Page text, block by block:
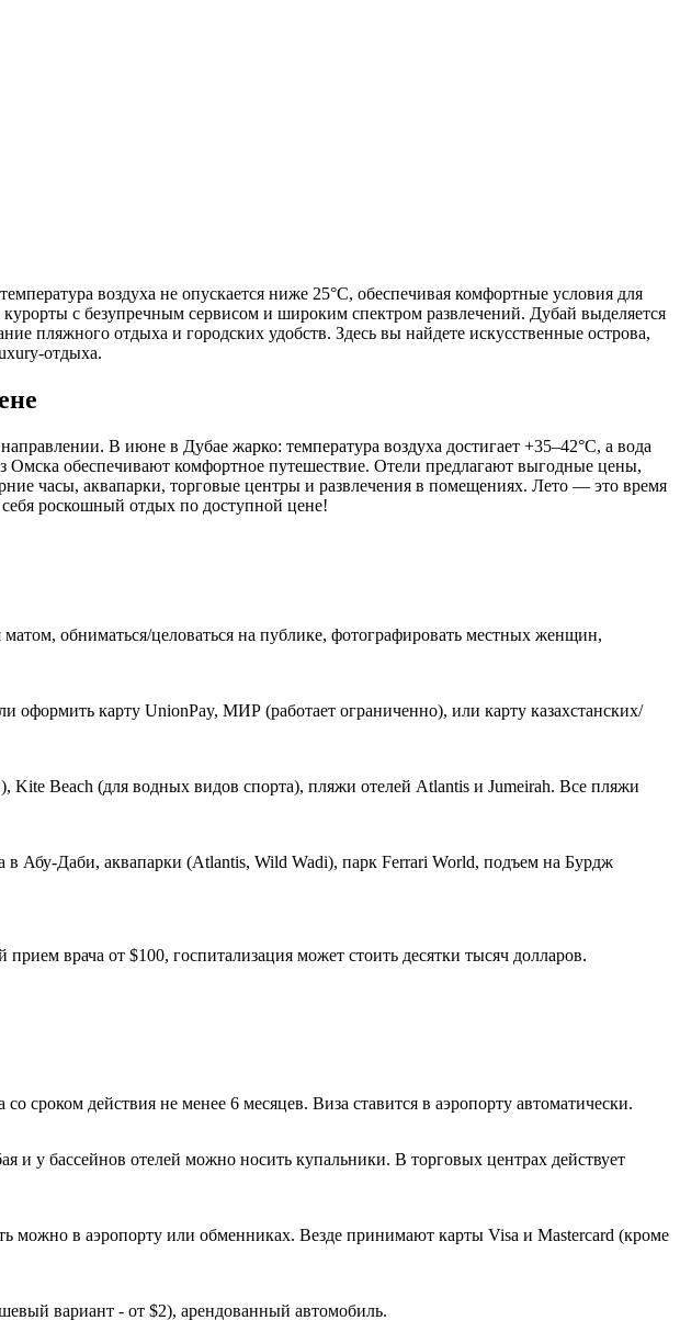
воздуха не опускается ниже 25°C, обеспечивая комфортные условия для
с безупречным сервисом и широким спектром развлечений. Дубай выделяется
пляжного отдыха и городских удобств. Здесь вы найдете искусственные острова,
отдыха.
В июне в Дубае жарко: температура воздуха достигает +35–42°C, а вода
обеспечивают комфортное путешествие. Отели предлагают выгодные цены,
часы, аквапарки, торговые центры и развлечения в помещениях. Лето — это время
роскошный отдых по доступной цене!
матом, обниматься/целоваться на публике, фотографировать местных женщин,
карту UnionPay, МИР (работает ограниченно), или карту казахстанских/
Beach (для водных видов спорта), пляжи отелей Atlantis и Jumeirah. Все пляжи
в Абу-Даби, аквапарки (Atlantis, Wild Wadi), парк Ferrari World, подъем на Бурдж
врача от $100, госпитализация может стоить десятки тысяч долларов.
сроком действия не менее 6 месяцев. Виза ставится в аэропорту автоматически.
у бассейнов отелей можно носить купальники. В торговых центрах действует
в аэропорту или обменниках. Везде принимают карты Visa и Mastercard (кроме
вариант - от $2), арендованный автомобиль.